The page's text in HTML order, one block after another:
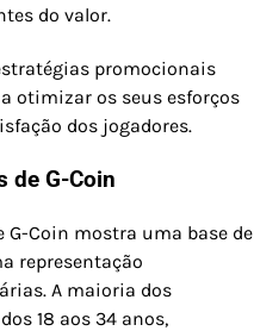
do valor.
promocionais
otimizar os seus esforços
dos jogadores.
de G-Coin
Coin mostra uma base de
representação
A maioria dos
18 aos 34 anos,